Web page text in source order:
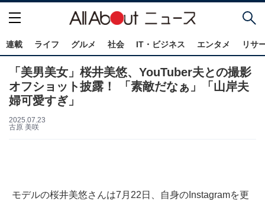
連載 ライフ グルメ 社会 IT・ビジネス エンタメ リサ
「美男美女」桜井美悠、YouTuber夫との撮影
オフショット披露！ 「素敵だなぁ」「山岸夫
婦可愛すぎ」
2025.07.23
古原 美咲
モデルの桜井美悠さんは7月22日、自身のInstagramを更